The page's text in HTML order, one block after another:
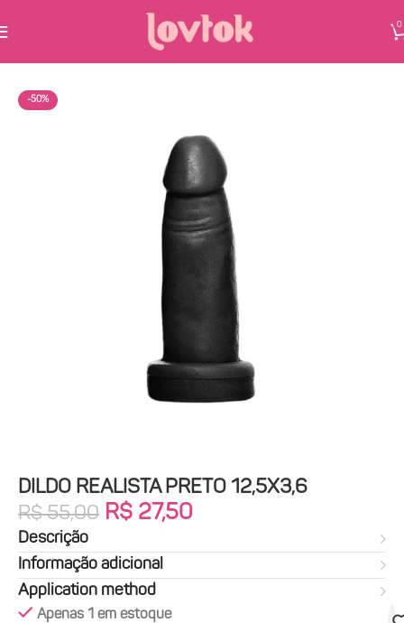
0
-50%
DILDO REALISTA PRETO 12,5X3,6
R$55,00 R$ 27,50
Descrição
Informação adicional
Application method
Apenas 1 em estoque